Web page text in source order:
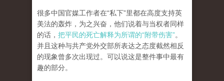
很多中国官媒工作者在“私下”里都在高度支持英
美法的轰炸，为之兴奋，他们说着与当权者同样
的话， 把平民的死亡解释为所谓的“附带伤害”。
并且这种与共产党外交部所表达之态度截然相反
的现象曾多次出现过。可以说这是整件事中最有
趣的部分。